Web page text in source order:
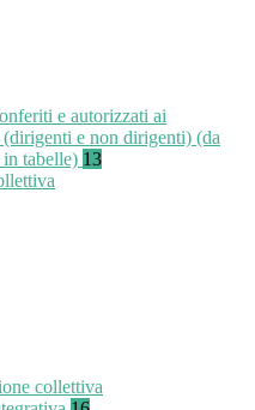
e autorizzati ai
e non dirigenti) (da
tabelle) 13
collettiva